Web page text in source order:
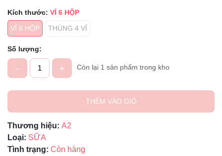
Kích thước: VỈ 6 HỘP
VỈ 6 HỘP
THÙNG 4 VỈ
Số lượng:
- + Còn lại 1 sản phẩm trong kho
THÊM VÀO GIỎ
Thương hiệu: A2
Loại: SỮA
Tình trạng: Còn hàng